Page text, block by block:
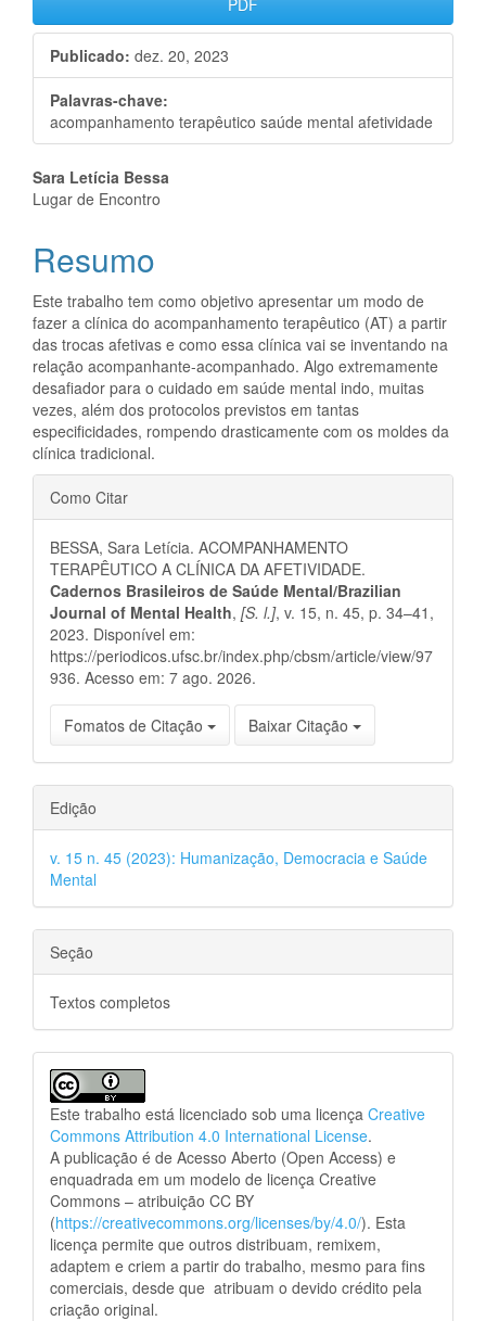
lateral
de
artigos
PDF
Publicado: dez. 20, 2023
Palavras-chave:
acompanhamento terapêutico saúde mental afetividade
Conteúdo
do
artigo
principal
Sara Letícia Bessa
Lugar de Encontro
Resumo
Este trabalho tem como objetivo apresentar um modo de
fazer a clínica do acompanhamento terapêutico (AT) a partir
das trocas afetivas e como essa clínica vai se inventando na
relação acompanhante-acompanhado. Algo extremamente
desafiador para o cuidado em saúde mental indo, muitas
vezes, além dos protocolos previstos em tantas
especificidades, rompendo drasticamente com os moldes da
clínica tradicional.
Detalhes
do
artigo
Como Citar
BESSA, Sara Letícia. ACOMPANHAMENTO
TERAPÊUTICO A CLÍNICA DA AFETIVIDADE.
Cadernos Brasileiros de Saúde Mental/Brazilian
Journal of Mental Health, [S. l.], v. 15, n. 45, p. 34–41,
2023. Disponível em:
https://periodicos.ufsc.br/index.php/cbsm/article/view/97
936. Acesso em: 7 ago. 2026.
Fomatos de Citação Baixar Citação
Edição
v. 15 n. 45 (2023): Humanização, Democracia e Saúde
Mental
Seção
Textos completos
Este trabalho está licenciado sob uma licença Creative
Commons Attribution 4.0 International License.
A publicação é de Acesso Aberto (Open Access) e
enquadrada em um modelo de licença Creative
Commons – atribuição CC BY
(https://creativecommons.org/licenses/by/4.0/). Esta
licença permite que outros distribuam, remixem,
adaptem e criem a partir do trabalho, mesmo para fins
comerciais, desde que atribuam o devido crédito pela
criação original.